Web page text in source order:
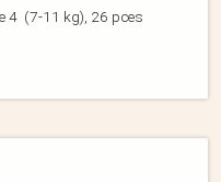
4 (7-11 kg), 26 pces